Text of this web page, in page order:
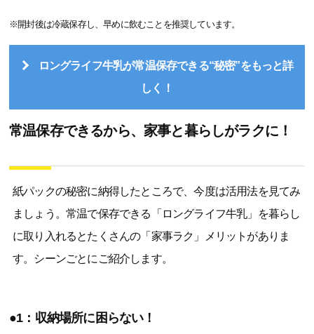
※開封後は冷蔵保存し、早めに飲むことを推奨しています。
ロングライフ牛乳が常温保存できる“秘密”をもっと詳
しく！
常温保存できるから、家事と暮らしがラクに！
紙パックの秘密に納得したところで、今度は活用法を見てみ
ましょう。常温で保存できる「ロングライフ牛乳」を暮らし
に取り入れるとたくさんの「家事ラク」メリットがありま
す。シーンごとにご紹介します。
●1：収納場所に困らない！